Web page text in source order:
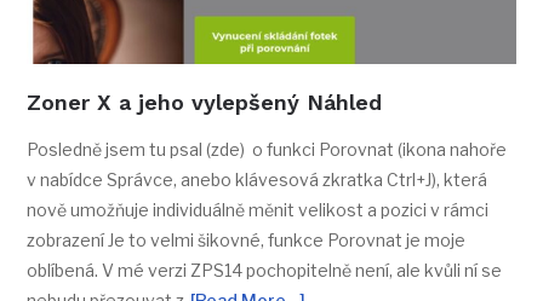
Zoner X a jeho vylepšený Náhled
Posledně jsem tu psal (zde) o funkci Porovnat (ikona nahoře
v nabídce Správce, anebo klávesová zkratka Ctrl+J), která
nově umožňuje individuálně měnit velikost a pozici v rámci
zobrazení Je to velmi šikovné, funkce Porovnat je moje
oblíbená. V mé verzi ZPS14 pochopitelně není, ale kvůli ní se